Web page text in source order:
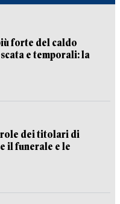
forte del caldo
e temporali: la
dei titolari di
il funerale e le